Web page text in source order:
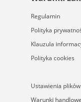
Regulamin
Polityka
Klauzula
Polityka cookies
Ustawienia
Warunki handlowe